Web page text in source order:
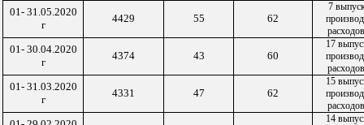
01- 31.05.2020
г
4429 55 62
7
01- 30.04.2020
г
4374 43 60
17
01- 31.03.2020
г
4331 47 62
15
14